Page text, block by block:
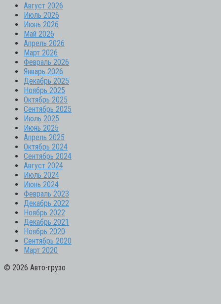
Август 2026
Июль 2026
Июнь 2026
Май 2026
Апрель 2026
Март 2026
Февраль 2026
Январь 2026
Декабрь 2025
Ноябрь 2025
Октябрь 2025
Сентябрь 2025
Июль 2025
Июнь 2025
Апрель 2025
Октябрь 2024
Сентябрь 2024
Август 2024
Июль 2024
Июнь 2024
Февраль 2023
Декабрь 2022
Ноябрь 2022
Декабрь 2021
Ноябрь 2020
Сентябрь 2020
Март 2020
© 2026 Авто-грузо